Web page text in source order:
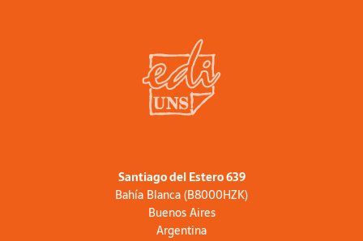
Santiago del Estero 639
Bahía Blanca (B8000HZK)
Buenos Aires
Argentina